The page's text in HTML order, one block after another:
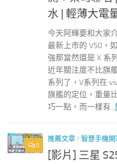
水 | 輕薄大電
今天阿輝要和大家
最新上市的 V50，
強那當然還是 X 系
近年關注度不比旗
系列了，V系列在
旗艦的定位，重量
巧一點，而一樣有...
0
推薦文章/ 智慧手機開
[影片] 三星